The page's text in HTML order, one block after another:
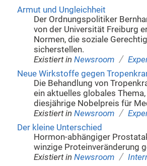
Armut und Ungleichheit
Der Ordnungspolitiker
von der Universität Freiburg
Normen, die soziale
sicherstellen.
Existiert in Newsroom /
Neue Wirkstoffe gegen
Die Behandlung von
ein aktuelles globales
diesjährige Nobelpreis für
Existiert in Newsroom /
Der kleine Unterschied
Hormon-abhängiger
winzige Proteinveränderung
Existiert in Newsroom /